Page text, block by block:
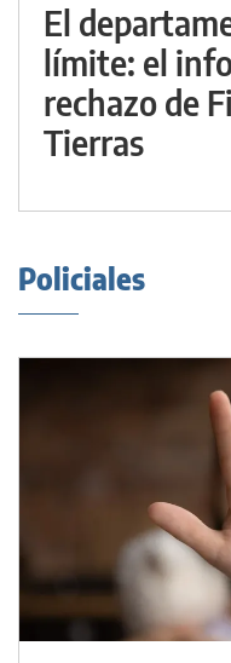
El
límite: el
rechazo de
Tierras
Policiales